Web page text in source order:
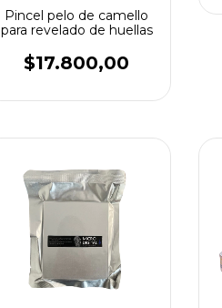
Pincel pelo de camello
para revelado de huellas
$17.800,00